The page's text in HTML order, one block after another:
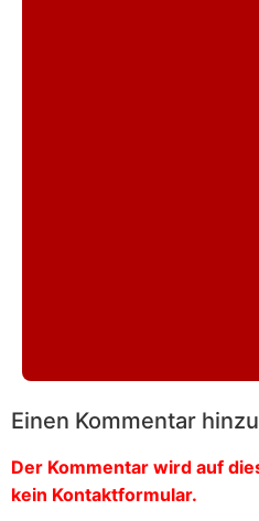
Einen Kommentar
Der Kommentar wird auf
kein Kontaktformular.